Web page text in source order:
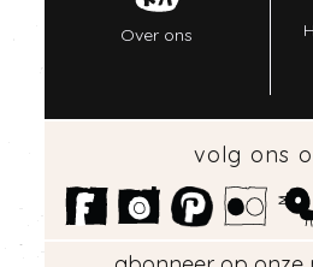
Over ons
volg ons